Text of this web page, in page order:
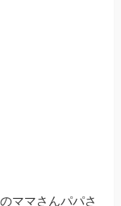
ママさんパパさ